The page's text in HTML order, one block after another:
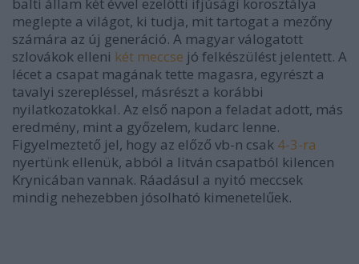
meglepte a világot, ki tudja, mit tartogat a mezőny
számára az új generáció. A magyar válogatott
szlovákok elleni két meccse jó felkészülést jelentett. A
lécet a csapat magának tette magasra, egyrészt a
tavalyi szerepléssel, másrészt a korábbi
nyilatkozatokkal. Az első napon a feladat adott, más
eredmény, mint a győzelem, kudarc lenne.
Figyelmeztető jel, hogy az előző vb-n csak 4-3-ra
nyertünk ellenük, abból a litván csapatból kilencen
Krynicában vannak. Ráadásul a nyitó meccsek
mindig nehezebben jósolható kimenetelűek.